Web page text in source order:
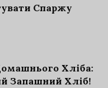
Спаржу
Хліба:
Запашний Хліб!